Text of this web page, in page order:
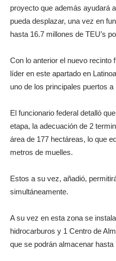
proyecto que además ayudará
pueda desplazar, una vez en
hasta 16.7 millones de TEU’s
Con lo anterior el nuevo recinto
líder en este apartado en
uno de los principales puertos a
El funcionario federal detalló
etapa, la adecuación de 2
área de 177 hectáreas, lo que
metros de muelles.
Estos a su vez, añadió,
simultáneamente.
A su vez en esta zona se
hidrocarburos y 1 Centro de
que se podrán almacenar hasta